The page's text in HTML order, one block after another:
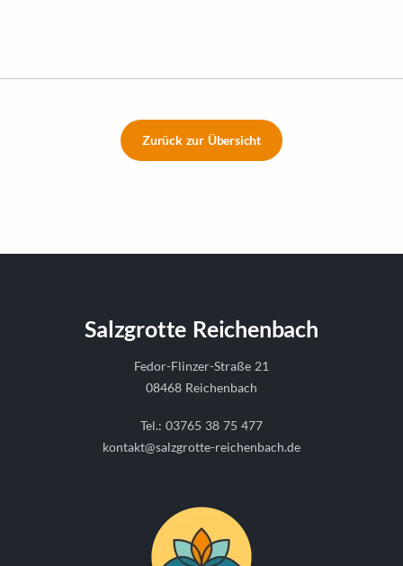
Zurück zur Übersicht
Salzgrotte Reichenbach
Fedor-Flinzer-Straße 21
08468 Reichenbach
Tel.:03765 38 75 477
kontakt@salzgrotte-reichenbach.de